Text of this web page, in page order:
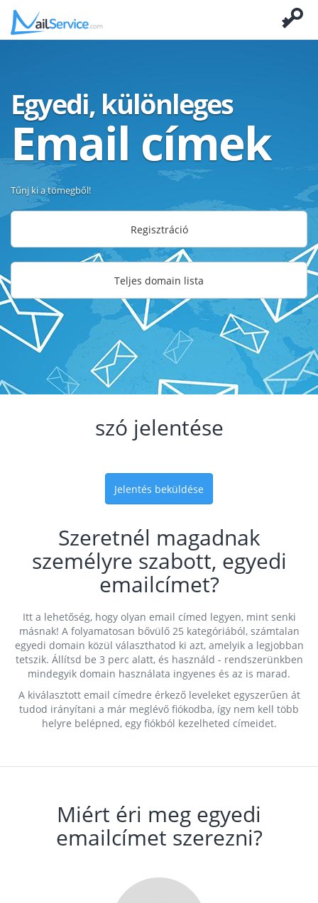
Egyedi, különleges
Email címek
Tűnj ki a tömegből!
Regisztráció
Teljes domain lista
szó jelentése
Jelentés beküldése
Szeretnél magadnak
személyre szabott, egyedi
emailcímet?
Itt a lehetőség, hogy olyan email címed legyen, mint senki
másnak! A folyamatosan bővülő 25 kategóriából, számtalan
egyedi domain közül választhatod ki azt, amelyik a legjobban
tetszik. Állítsd be 3 perc alatt, és használd - rendszerünkben
mindegyik domain használata ingyenes és az is marad.
A kiválasztott email címedre érkező leveleket egyszerűen át
tudod irányítani a már meglévő fiókodba, így nem kell több
helyre belépned, egy fiókból kezelheted címeidet.
Miért éri meg egyedi
emailcímet szerezni?